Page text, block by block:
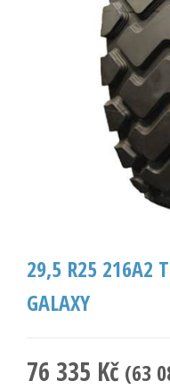
29,5 R25 216A2
GALAXY
76 335 Kč (63